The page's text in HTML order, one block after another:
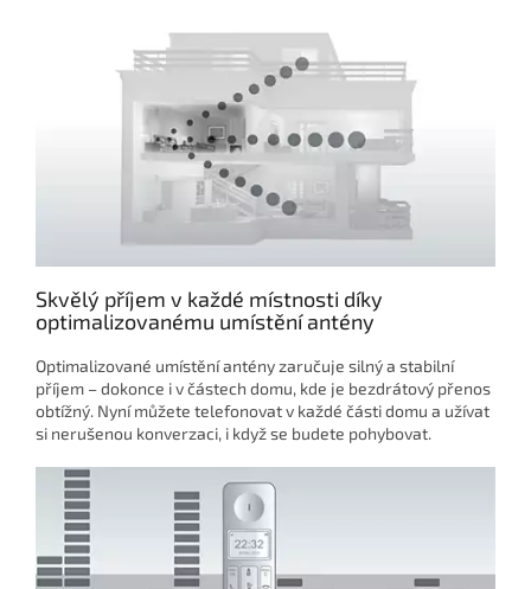
Skvělý příjem v každé místnosti díky
optimalizovanému umístění antény
Optimalizované umístění antény zaručuje silný a stabilní
příjem – dokonce i v částech domu, kde je bezdrátový přenos
obtížný. Nyní můžete telefonovat v každé části domu a užívat
si nerušenou konverzaci, i když se budete pohybovat.